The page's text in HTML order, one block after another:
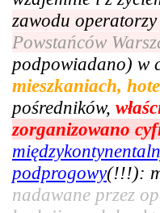
zawodu operatorzy
Powstańców
podpowiadano) w
mieszkaniach,
pośredników,
zorganizowano
podprogowy(!!!):
nadawane przez